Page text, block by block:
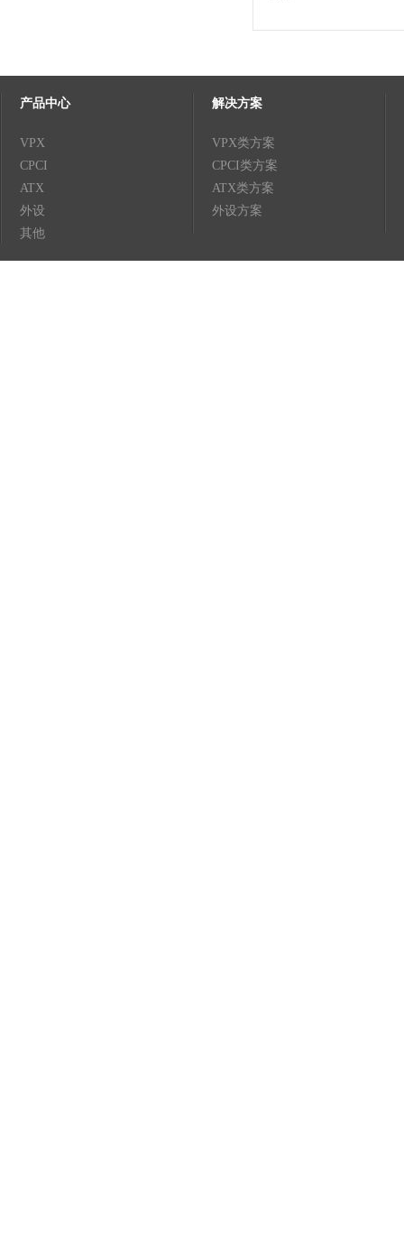
产品中心
VPX
CPCI
ATX
外设
其他
解决方案
VPX类方案
CPCI类方案
ATX类方案
外设方案